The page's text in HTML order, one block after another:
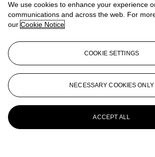
More fromArt contemporain
View All
View All
We use cookies to enhance your experience
communications and across the web. For
our Cookie Notice
COOKIE SETTINGS
NECESSARY COOKIES ONLY
ACCEPT ALL